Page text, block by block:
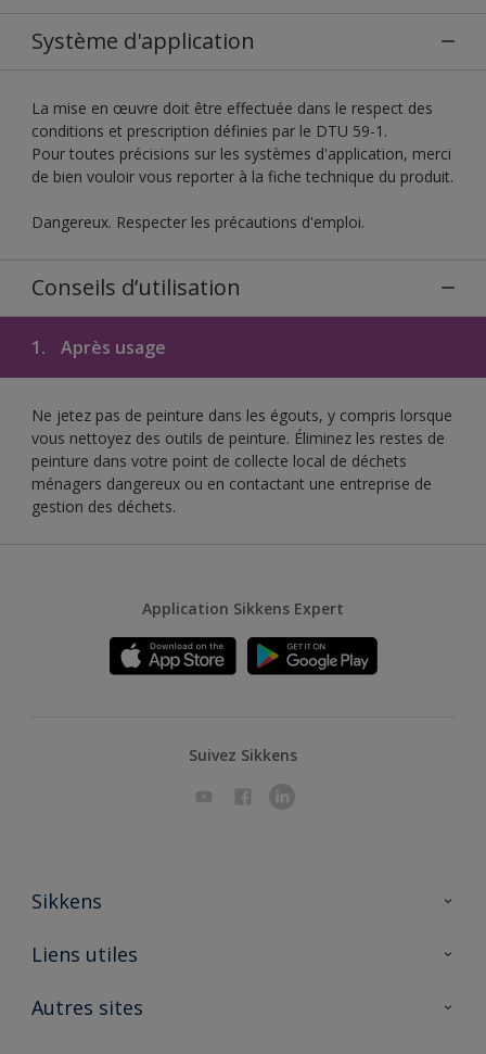
Système d'application
La mise en œuvre doit être effectuée dans le respect des
conditions et prescription définies par le DTU 59-1.
Pour toutes précisions sur les systèmes d'application, merci
de bien vouloir vous reporter à la fiche technique du produit.
Dangereux. Respecter les précautions d'emploi.
Conseils d’utilisation
1. Après usage
Ne jetez pas de peinture dans les égouts, y compris lorsque
vous nettoyez des outils de peinture. Éliminez les restes de
peinture dans votre point de collecte local de déchets
ménagers dangereux ou en contactant une entreprise de
gestion des déchets.
Application Sikkens Expert
Suivez Sikkens
Sikkens
A propos de Sikkens
Liens utiles
Ouvrir un magasin PASS
Autres sites